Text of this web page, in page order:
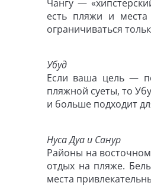
Чангу —
есть пляжи и
ограничиваться
Убуд
Если ваша цель —
пляжной суеты, то
и больше подходит
Нуса Дуа и Санур
Районы на
отдых на пляже.
места